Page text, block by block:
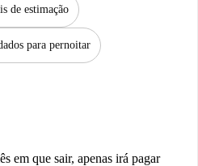
de estimação
para pernoitar
em que sair, apenas irá pagar